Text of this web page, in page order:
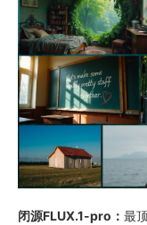
闭源FLUX.1-pro： 最